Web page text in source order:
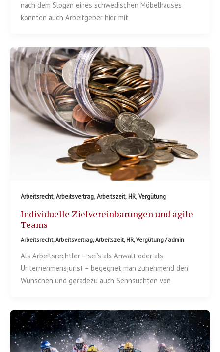
nach dem Slogan eines schwedischen Möbelhauses
könnten auch Arbeitgeber hier mit
Arbeitsrecht,Arbeitsvertrag,Arbeitszeit, HR,Vergütung
Individuelle Zielvereinbarungen und agile
Teams
Arbeitsrecht,Arbeitsvertrag,Arbeitszeit, HR,Vergütung/admin
Als Arbeitsrechtler – sei’s als Anwalt oder als
Unternehmensjurist – begegnet man zunehmend den
Wünschen und geradezu auch Sehnsüchten von